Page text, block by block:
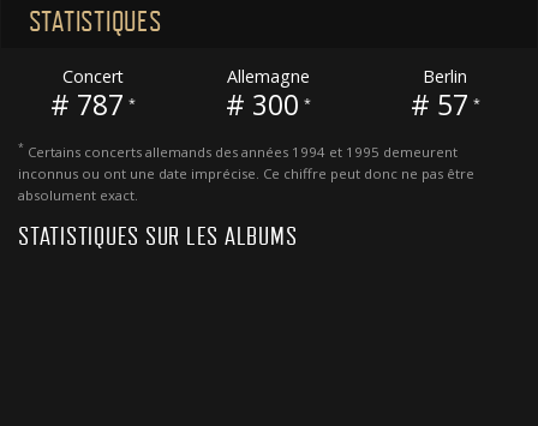
STATISTIQUES
Concert
# 787 *
Allemagne
# 300 *
Berlin
# 57 *
* Certains concerts allemands des années 1994 et 1995 demeurent
inconnus ou ont une date imprécise. Ce chiffre peut donc ne pas être
absolument exact.
STATISTIQUES SUR LES ALBUMS